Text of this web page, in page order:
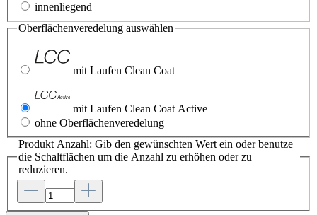
innenliegend
Oberflächenveredelung auswählen
mit Laufen Clean Coat
mit Laufen Clean Coat Active
ohne Oberflächenveredelung
Produkt Anzahl: Gib den gewünschten Wert ein oder benutze
die Schaltflächen um die Anzahl zu erhöhen oder zu
reduzieren.